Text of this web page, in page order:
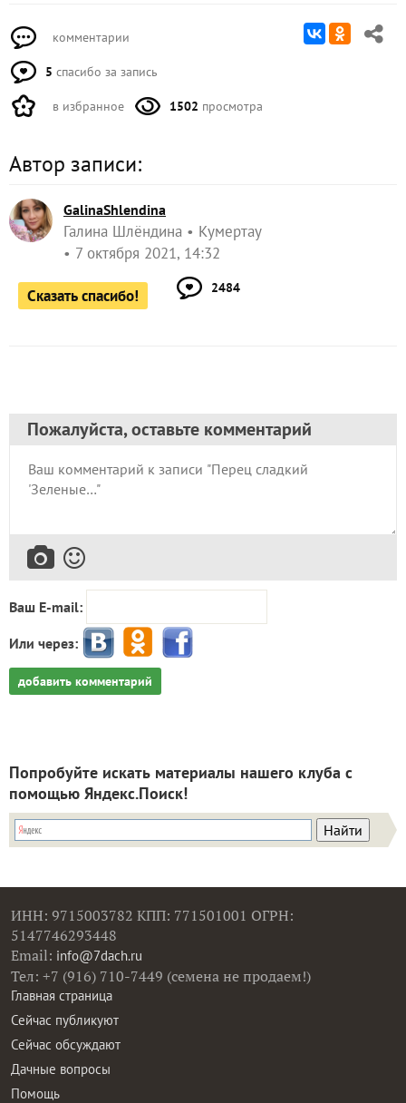
комментарии
5 спасибо за запись
в избранное 1502 просмотра
Автор записи:
GalinaShlendina
Галина Шлёндина
Кумертау
7 октября 2021, 14:32
Сказать спасибо! 2484
Пожалуйста, оставьте комментарий
Ваш E-mail:
Или через:
добавить комментарий
Попробуйте искать материалы нашего клуба с
помощью Яндекс.Поиск!
ИНН: 9715003782 КПП: 771501001 ОГРН:
5147746293448
Email: info@7dach.ru
Тел: +7 (916) 710-7449 (семена не продаем!)
Главная страница
Сейчас публикуют
Сейчас обсуждают
Дачные вопросы
Помощь